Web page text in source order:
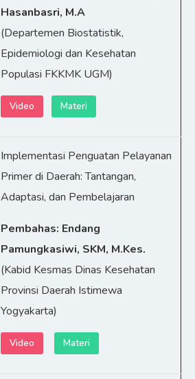
Hasanbasri, M.A
(Departemen Biostatistik,
Epidemiologi dan Kesehatan
Populasi FKKMK UGM)
Video Materi
Implementasi Penguatan Pelayanan
Primer di Daerah: Tantangan,
Adaptasi, dan Pembelajaran
Pembahas: Endang
Pamungkasiwi, SKM, M.Kes.
(Kabid Kesmas Dinas Kesehatan
Provinsi Daerah Istimewa
Yogyakarta)
Video Materi